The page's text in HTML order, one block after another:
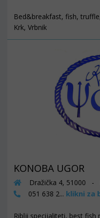
Bed&breakfast, fish,
Krk, Vrbnik
KONOBA UGOR
Dražička 4, 51000 -
051 638 2... klikni za
Riblji specijaliteti, best